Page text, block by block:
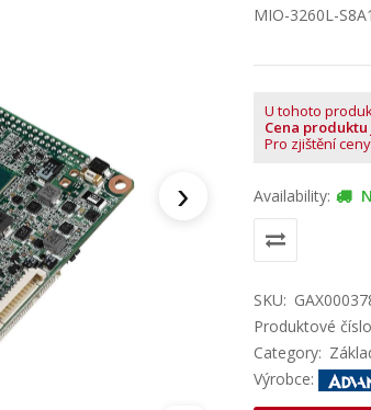
›
MIO-3260L-
U tohoto
Cena
Pro zjištění
Availability:
SKU:
Produktové
Category:
Výrobce: